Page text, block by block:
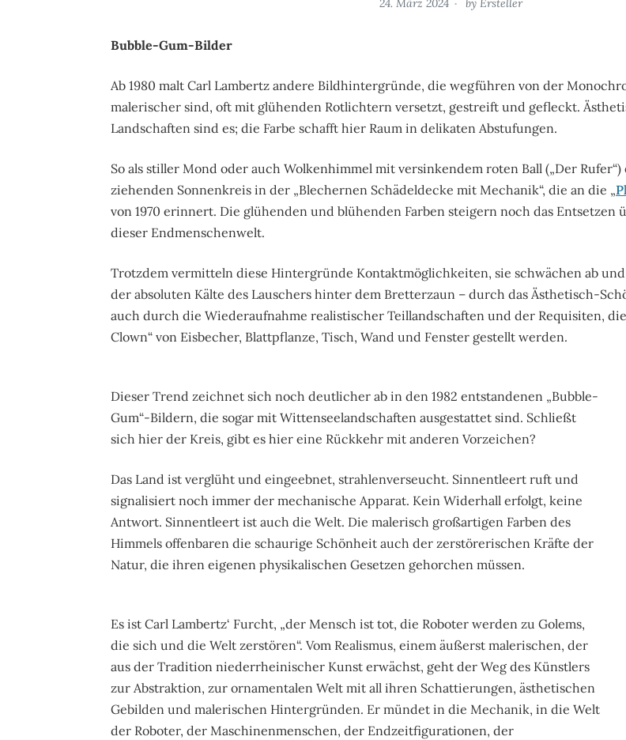
24. März 2024 by Ersteller
Bubble-Gum-Bilder
Ab 1980 malt Carl Lambertz andere Bildhintergründe, die wegführen von der
malerischer sind, oft mit glühenden Rotlichtern versetzt, gestreift und gefleckt.
Landschaften sind es; die Farbe schafft hier Raum in delikaten Abstufungen.
So als stiller Mond oder auch Wolkenhimmel mit versinkendem roten Ball („Der
ziehenden Sonnenkreis in der „Blechernen Schädeldecke mit Mechanik“, die an die „
von 1970 erinnert. Die glühenden und blühenden Farben steigern noch das Entsetzen
dieser Endmenschenwelt.
Trotzdem vermitteln diese Hintergründe Kontaktmöglichkeiten, sie schwächen ab und
der absoluten Kälte des Lauschers hinter dem Bretterzaun – durch das Ästhetisch-
auch durch die Wiederaufnahme realistischer Teillandschaften und der Requisiten,
Clown“ von Eisbecher, Blattpflanze, Tisch, Wand und Fenster gestellt werden.
Dieser Trend zeichnet sich noch deutlicher ab in den 1982 entstandenen „Bubble-
Gum“-Bildern, die sogar mit Wittenseelandschaften ausgestattet sind. Schließt
sich hier der Kreis, gibt es hier eine Rückkehr mit anderen Vorzeichen?
Das Land ist verglüht und eingeebnet, strahlenverseucht. Sinnentleert ruft und
signalisiert noch immer der mechanische Apparat. Kein Widerhall erfolgt, keine
Antwort. Sinnentleert ist auch die Welt. Die malerisch großartigen Farben des
Himmels offenbaren die schaurige Schönheit auch der zerstörerischen Kräfte der
Natur, die ihren eigenen physikalischen Gesetzen gehorchen müssen.
Es ist Carl Lambertz‘ Furcht, „der Mensch ist tot, die Roboter werden zu Golems,
die sich und die Welt zerstören“. Vom Realismus, einem äußerst malerischen, der
aus der Tradition niederrheinischer Kunst erwächst, geht der Weg des Künstlers
zur Abstraktion, zur ornamentalen Welt mit all ihren Schattierungen, ästhetischen
Gebilden und malerischen Hintergründen. Er mündet in die Mechanik, in die Welt
der Roboter, der Maschinenmenschen, der Endzeitfigurationen, der